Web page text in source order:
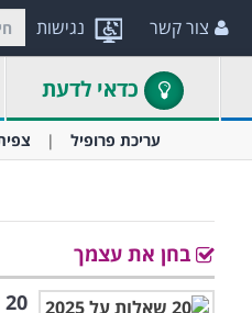
נגישות צור קשר
כדאי לדעת
עריכת פרופיל
בחן את עצמך